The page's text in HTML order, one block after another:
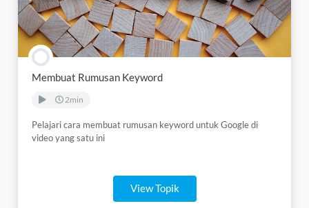
Membuat Rumusan Keyword
2min
Pelajari cara membuat rumusan keyword untuk Google di
video yang satu ini
View Topik